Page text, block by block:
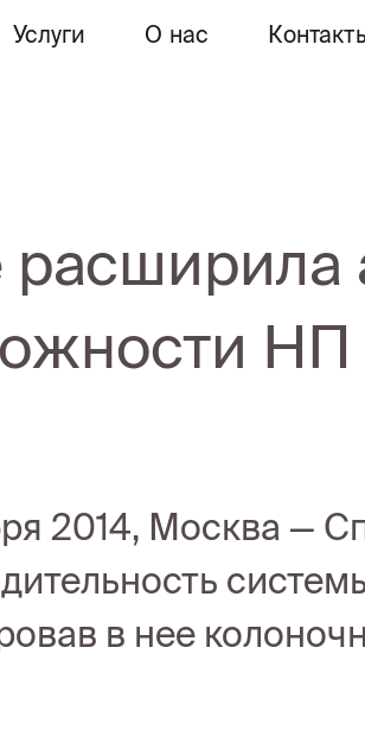
Услуги О нас
расширила
НП
2014, Москва —
в нее